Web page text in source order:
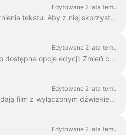
Edytowane 2 lata temu
Możesz łatwo kontrolować czas wyświetlania tekstu na ekranie dzięki funkcji opóźnienia tekstu. Aby z niej skorzystać, należy upewnić się, że tekst ma wiele linii w...
Edytowane 2 lata temu
W Wave.video możesz nadać swojemu tekstowi na wideo taki styl, jaki chcesz. Oto dostępne opcje edycji: Zmień czcionkę Zmień kolor tekstu...
Edytowane 2 lata temu
Dodanie tekstu do filmu pomaga przekazać wiadomość, nawet jeśli widzowie oglądają film z wyłączonym dźwiękiem. W Wave.video można to zrobić ...
Edytowane 2 lata temu